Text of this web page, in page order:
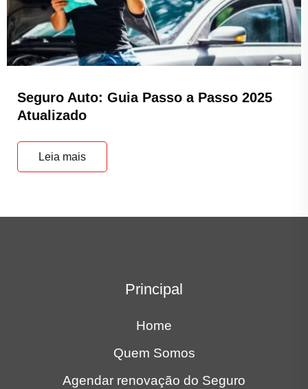
Seguro Auto: Guia Passo a Passo 2025
Atualizado
Leia mais
Principal
Home
Quem Somos
Agendar renovação do Seguro